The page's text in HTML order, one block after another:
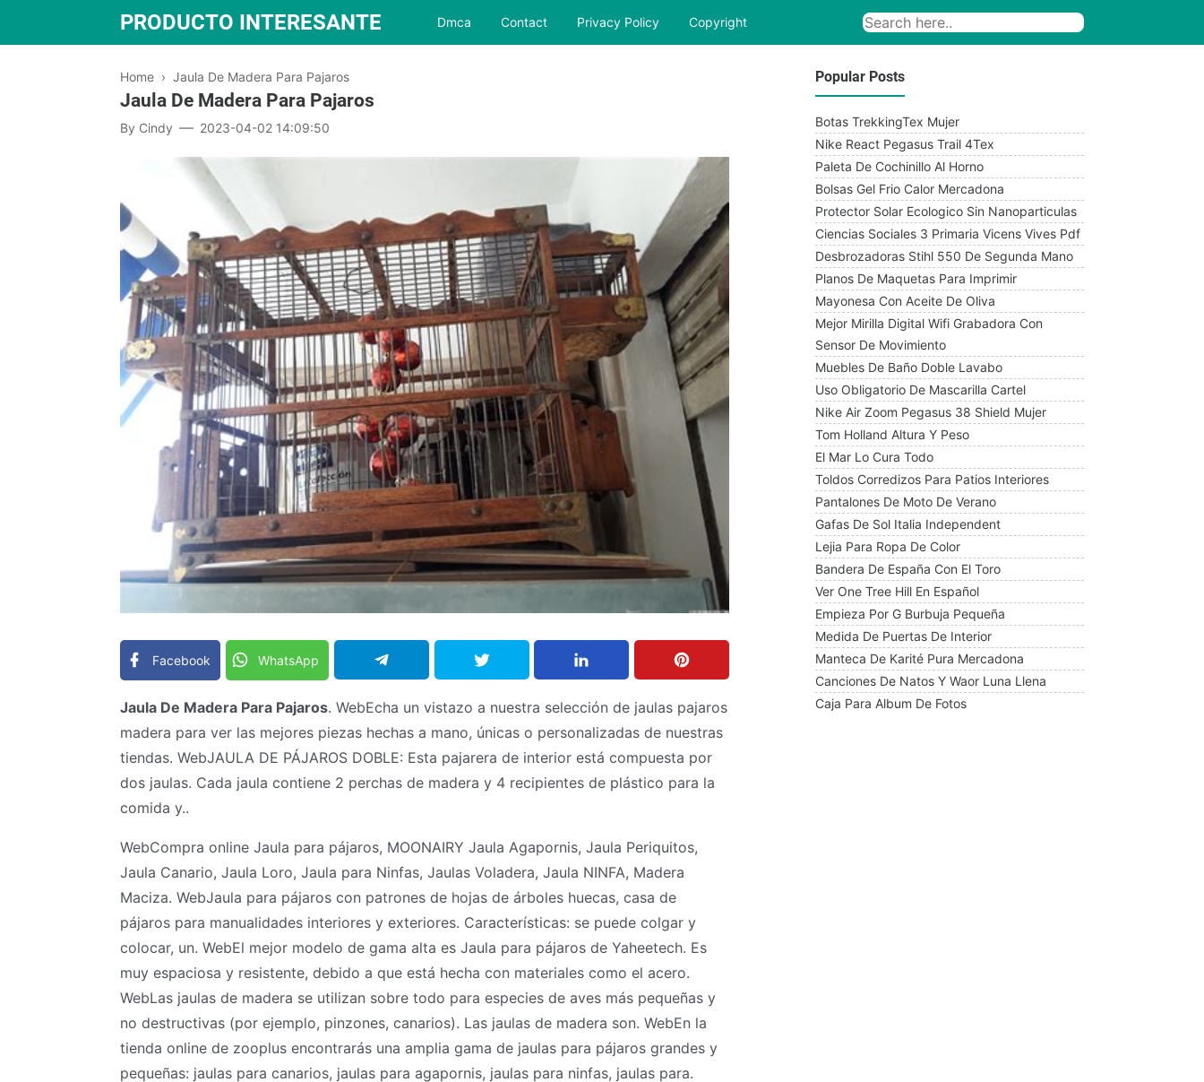
PRODUCTO INTERESANTE Dmca Contact Privacy Policy Copyright
Home › Jaula De Madera Para Pajaros
Jaula De Madera Para Pajaros
By Cindy 2023-04-02 14:09:50
Facebook WhatsApp
Jaula De Madera Para Pajaros. WebEcha un vistazo a nuestra selección de jaulas pajaros
madera para ver las mejores piezas hechas a mano, únicas o personalizadas de nuestras
tiendas. WebJAULA DE PÁJAROS DOBLE: Esta pajarera de interior está compuesta por
dos jaulas. Cada jaula contiene 2 perchas de madera y 4 recipientes de plástico para la
comida y..
WebCompra online Jaula para pájaros, MOONAIRY Jaula Agapornis, Jaula Periquitos,
Jaula Canario, Jaula Loro, Jaula para Ninfas, Jaulas Voladera, Jaula NINFA, Madera
Maciza. WebJaula para pájaros con patrones de hojas de árboles huecas, casa de
pájaros para manualidades interiores y exteriores. Características: se puede colgar y
colocar, un. WebEl mejor modelo de gama alta es Jaula para pájaros de Yaheetech. Es
muy espaciosa y resistente, debido a que está hecha con materiales como el acero.
WebLas jaulas de madera se utilizan sobre todo para especies de aves más pequeñas y
no destructivas (por ejemplo, pinzones, canarios). Las jaulas de madera son. WebEn la
tienda online de zooplus encontrarás una amplia gama de jaulas para pájaros grandes y
pequeñas: jaulas para canarios, jaulas para agapornis, jaulas para ninfas, jaulas para.
Popular Posts
Botas TrekkingTex Mujer
Nike React Pegasus Trail 4Tex
Paleta De Cochinillo Al Horno
Bolsas Gel Frio Calor Mercadona
Protector Solar Ecologico Sin Nanoparticulas
Ciencias Sociales 3 Primaria Vicens Vives Pdf
Desbrozadoras Stihl 550 De Segunda Mano
Planos De Maquetas Para Imprimir
Mayonesa Con Aceite De Oliva
Mejor Mirilla Digital Wifi Grabadora Con
Sensor De Movimiento
Muebles De Baño Doble Lavabo
Uso Obligatorio De Mascarilla Cartel
Nike Air Zoom Pegasus 38 Shield Mujer
Tom Holland Altura Y Peso
El Mar Lo Cura Todo
Toldos Corredizos Para Patios Interiores
Pantalones De Moto De Verano
Gafas De Sol Italia Independent
Lejia Para Ropa De Color
Bandera De España Con El Toro
Ver One Tree Hill En Español
Empieza Por G Burbuja Pequeña
Medida De Puertas De Interior
Manteca De Karité Pura Mercadona
Canciones De Natos Y Waor Luna Llena
Caja Para Album De Fotos